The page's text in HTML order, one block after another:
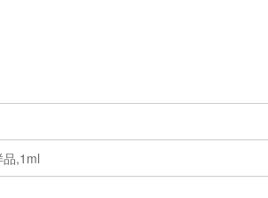
,1ml